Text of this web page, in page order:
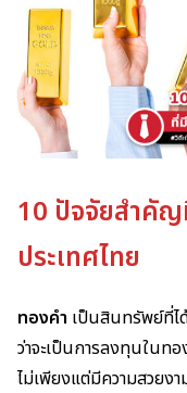
10 ปัจจัยสำคัญ
ประเทศไทย
ทองคำ เป็นสินทรัพย์ที่ไ
ว่าจะเป็นการลงทุนใน
ไม่เพียงแต่มีความสวยง